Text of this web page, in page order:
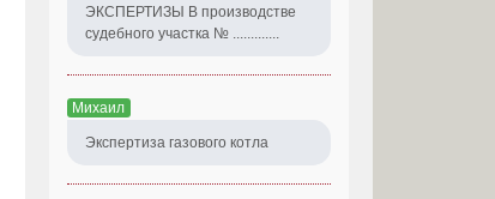
ЭКСПЕРТИЗЫ В производстве
судебного участка № .............
Михаил
Экспертиза газового котла